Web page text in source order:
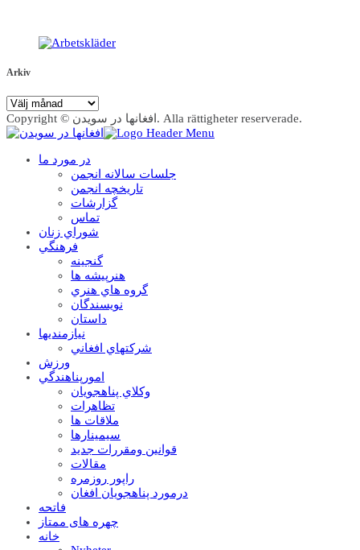
Arkiv
Arkiv
Copyright © افغانها در سویدن. Alla rättigheter reserverade.
در مورد ما
جلسات سالانه انجمن
تاریخچه انجمن
گزارشات
تماس
شوراي زنان
فرهنگي
گنجينه
هنرپيشه ها
گروه هاي هنري
نويسندگان
داستان
نيازمنديها
شرکتهاي افغاني
ورزش
امورپناهندگي
وکلاي پناهجويان
تظاهرات
ملاقات ها
سيمينارها
قوانين ومقررات جديد
مقالات
راپور روزمره
درمورد پناهجويان افغان
فاتحه
چهره های ممتاز
خانه